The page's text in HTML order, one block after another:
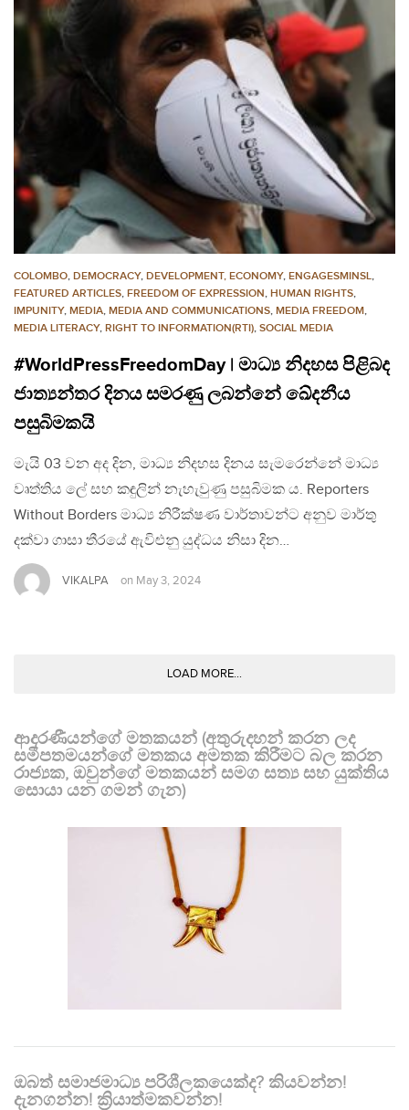
COLOMBO, DEMOCRACY, DEVELOPMENT, ECONOMY, ENGAGESMINSL,
FEATURED ARTICLES, FREEDOM OF EXPRESSION, HUMAN RIGHTS,
IMPUNITY, MEDIA, MEDIA AND COMMUNICATIONS, MEDIA FREEDOM,
MEDIA LITERACY, RIGHT TO INFORMATION(RTI), SOCIAL MEDIA
#WorldPressFreedomDay | මාධ්‍ය නිදහස පිළිබද
ජාත්‍යන්තර දිනය සමරණු ලබන්නේ ඛේදනීය
පසුබිමකයි
මැයි 03 වන අද දින, මාධ්‍ය නිදහස දිනය සැමරෙන්නේ මාධ්‍ය
වෘත්තිය ලේ සහ කඳුලින් නැහැවුණු පසුබිමක ය. Reporters
Without Borders මාධ්‍ය නිරීක්ෂණ වාර්තාවන්ට අනුව මාර්තු
දක්වා ගාසා තීරයේ ඇවිළුනු යුද්ධය නිසා දින…
VIKALPA on May 3, 2024
LOAD MORE...
ආදරණීයන්ගේ මතකයන් (අතුරුදහන් කරන ලද
සමීපතමයන්ගේ මතකය අමතක කිරීමට බල කරන
රාජ්‍යක, ඔවුන්ගේ මතකයන් සමග සත්‍ය සහ යුක්තිය
සොයා යන ගමන් ගැන)
ඔබත් සමාජමාධ්‍ය පරිශීලකයෙක්ද? කියවන්න!
දැනගන්න! ක්‍රියාත්මකවන්න!